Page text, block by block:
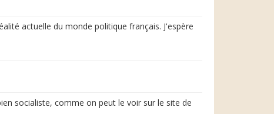
actuelle du monde politique français. J'espère
socialiste, comme on peut le voir sur le site de